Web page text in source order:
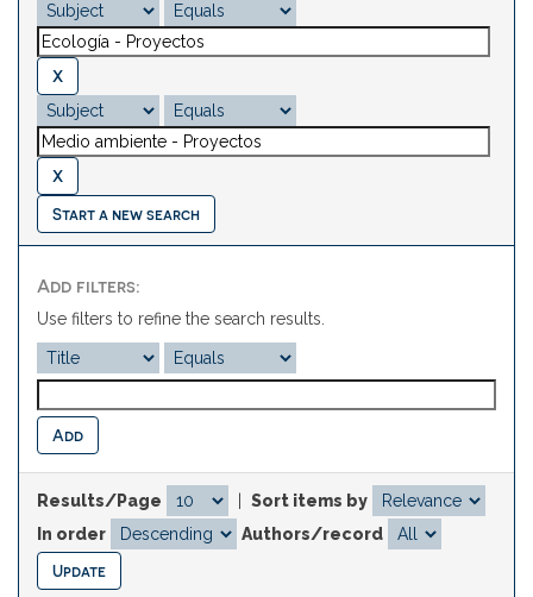
Start a new search
Add filters:
Use filters to refine the search results.
Results/Page
Sort items by
In order
Authors/record